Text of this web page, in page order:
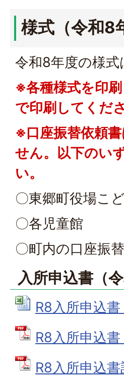
様式（令和8
令和8年度の様
※各種様式を印
で印刷してくださ
※口座振替依頼
せん。以下のい
い。
〇東郷町役場こ
〇各児童館
〇町内の口座振
入所申込書（
R8入所申込
R8入所申込
R8入所申込